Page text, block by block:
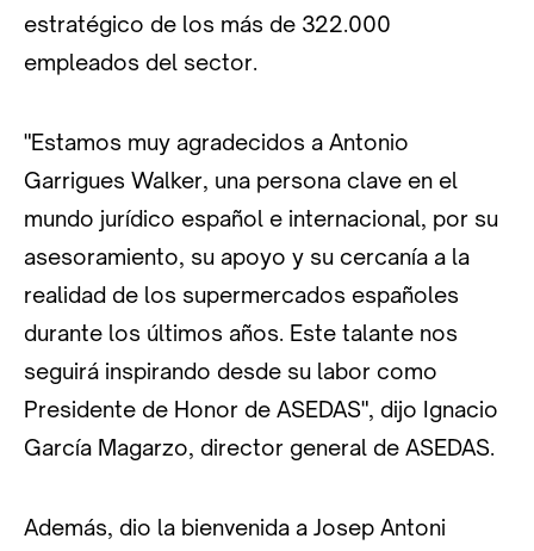
estratégico de los más de 322.000
empleados del sector.
"Estamos muy agradecidos a Antonio
Garrigues Walker, una persona clave en el
mundo jurídico español e internacional, por su
asesoramiento, su apoyo y su cercanía a la
realidad de los supermercados españoles
durante los últimos años. Este talante nos
seguirá inspirando desde su labor como
Presidente de Honor de ASEDAS", dijo Ignacio
García Magarzo, director general de ASEDAS.
Además, dio la bienvenida a Josep Antoni